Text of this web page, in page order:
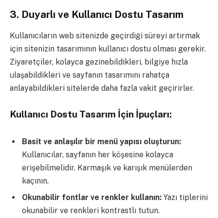
3. Duyarlı ve Kullanıcı Dostu Tasarım
Kullanıcıların web sitenizde geçirdiği süreyi artırmak
için sitenizin tasarımının kullanıcı dostu olması gerekir.
Ziyaretçiler, kolayca gezinebildikleri, bilgiye hızla
ulaşabildikleri ve sayfanın tasarımını rahatça
anlayabildikleri sitelerde daha fazla vakit geçirirler.
Kullanıcı Dostu Tasarım İçin İpuçları:
Basit ve anlaşılır bir menü yapısı oluşturun:
Kullanıcılar, sayfanın her köşesine kolayca
erişebilmelidir. Karmaşık ve karışık menülerden
kaçının.
Okunabilir fontlar ve renkler kullanın: Yazı tiplerini
okunabilir ve renkleri kontrastlı tutun.